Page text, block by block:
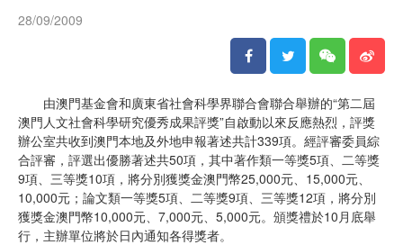
28/09/2009
由澳門基金會和廣東省社會科學界聯合會聯合舉辦的“第二屆
澳門人文社會科學研究優秀成果評獎”自啟動以來反應熱烈，評獎
辦公室共收到澳門本地及外地申報著述共計339項。經評審委員綜
合評審，評選出優勝著述共50項，其中著作類一等獎5項、二等獎
9項、三等獎10項，將分別獲獎金澳門幣25,000元、15,000元、
10,000元；論文類一等獎5項、二等獎9項、三等獎12項，將分別
獲獎金澳門幣10,000元、7,000元、5,000元。頒獎禮於10月底舉
行，主辦單位將於日內通知各得獎者。